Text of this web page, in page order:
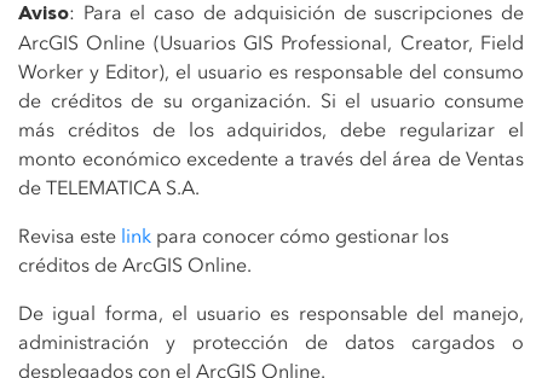
Aviso: Para el caso de adquisición de suscripciones de
ArcGIS Online (Usuarios GIS Professional, Creator, Field
Worker y Editor), el usuario es responsable del consumo
de créditos de su organización. Si el usuario consume
más créditos de los adquiridos, debe regularizar el
monto económico excedente a través del área de Ventas
de TELEMATICA S.A.
Revisa este link para conocer cómo gestionar los
créditos de ArcGIS Online.
De igual forma, el usuario es responsable del manejo,
administración y protección de datos cargados o
desplegados con el ArcGIS Online.